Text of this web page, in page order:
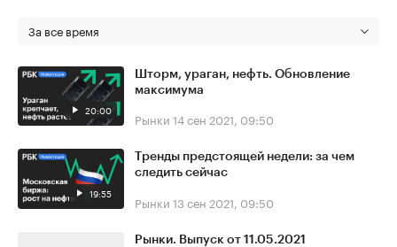
За все время
20:00
Шторм, ураган, нефть. Обновление
максимума
Рынки 14 сен 2021, 09:50
19:55
Тренды предстоящей недели: за чем
следить сейчас
Рынки 13 сен 2021, 09:50
Рынки. Выпуск от 11.05.2021